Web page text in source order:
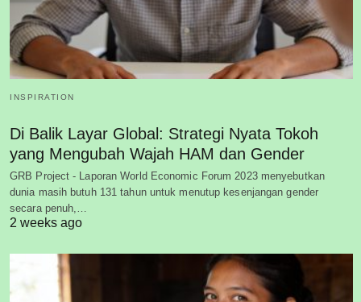
INSPIRATION
Di Balik Layar Global: Strategi Nyata Tokoh
yang Mengubah Wajah HAM dan Gender
GRB Project - Laporan World Economic Forum 2023 menyebutkan
dunia masih butuh 131 tahun untuk menutup kesenjangan gender
secara penuh,…
2 weeks ago